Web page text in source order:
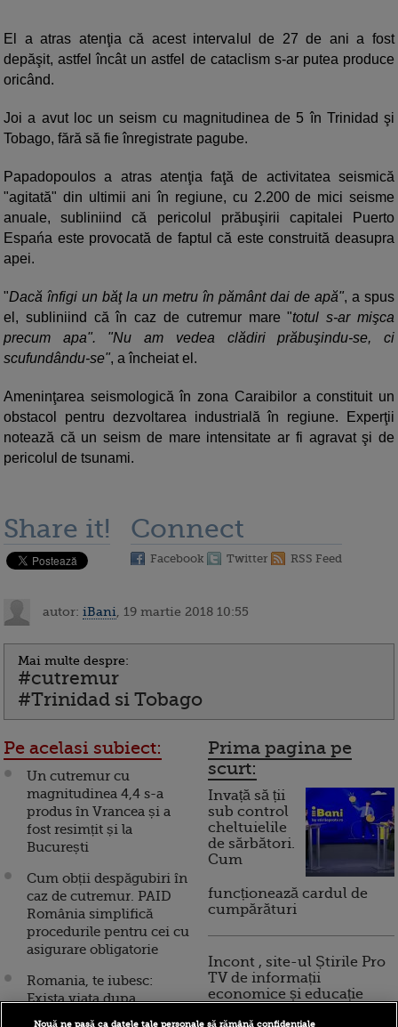
El a atras atenţia că acest intervalul de 27 de ani a fost
depăşit, astfel încât un astfel de cataclism s-ar putea produce
oricând.
Joi a avut loc un seism cu magnitudinea de 5 în Trinidad şi
Tobago, fără să fie înregistrate pagube.
Papadopoulos a atras atenţia faţă de activitatea seismică
"agitată" din ultimii ani în regiune, cu 2.200 de mici seisme
anuale, subliniind că pericolul prăbuşirii capitalei Puerto
Espańa este provocată de faptul că este construită deasupra
apei.
"Dacă înfigi un băţ la un metru în pământ dai de apă", a spus
el, subliniind că în caz de cutremur mare "totul s-ar mişca
precum apa". "Nu am vedea clădiri prăbuşindu-se, ci
scufundându-se", a încheiat el.
Ameninţarea seismologică în zona Caraibilor a constituit un
obstacol pentru dezvoltarea industrială în regiune. Experţii
notează că un seism de mare intensitate ar fi agravat şi de
pericolul de tsunami.
Share it! Connect
Facebook Twitter RSS Feed
autor: iBani , 19 martie 2018 10:55
Mai multe despre:
#cutremur
#Trinidad si Tobago
Pe acelasi subiect:
Un cutremur cu
magnitudinea 4,4 s-a
produs în Vrancea și a
fost resimțit și la
București
Cum obții despăgubiri în
caz de cutremur. PAID
România simplifică
procedurile pentru cei cu
asigurare obligatorie
Romania, te iubesc:
Exista viata dupa
cutremur. In Japonia,
Prima pagina pe
scurt:
Invață să ții
sub control
cheltuielile
de sărbători.
Cum
funcționează cardul de
cumpărături
Incont , site-ul Știrile Pro
TV de informații
economice și educație
Nouă ne pasă ca datele tale personale să rămână confidențiale